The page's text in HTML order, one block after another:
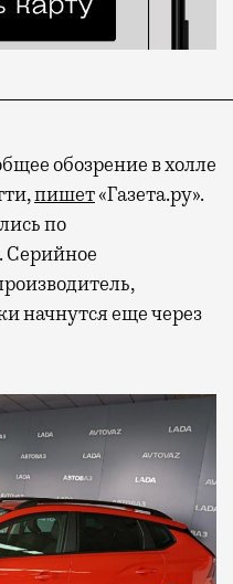
обозрение в холле
пишет«Газета.ру».
по
Серийное
начнутся еще через